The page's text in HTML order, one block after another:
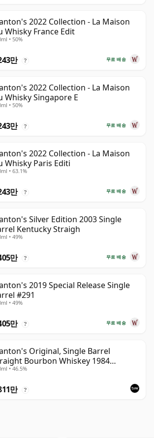
2022 Collection - La Maison
Whisky France Edit
• 50%
무료 배송
만 ?
2022 Collection - La Maison
Whisky Singapore E
• 50%
무료 배송
만 ?
2022 Collection - La Maison
Whisky Paris Editi
• 63.1%
무료 배송
만 ?
Silver Edition 2003 Single
Kentucky Straigh
• 49%
무료 배송
만 ?
2019 Special Release Single
#291
• 49%
무료 배송
만 ?
Original, Single Barrel
Bourbon Whiskey 1984
• 46.5%
만 ?